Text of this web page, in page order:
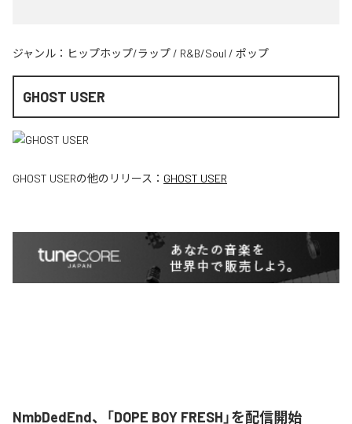
ジャンル： ヒップホップ/ラップ / R&B/Soul / ポップ
GHOST USER
GHOST USERの他のリリース： GHOST USER
NmbDedEnd、「DOPE BOY FRESH」を配信開始